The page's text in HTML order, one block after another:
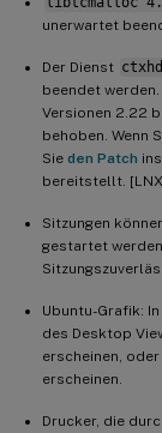
unerwartet
Der Dienst
beendet werden.
Versionen 2.22
behoben. Wenn
Sie den Patch
bereitstellt.
Sitzungen
gestartet
Ubuntu-Grafik: In
des Desktop
erscheinen,
erscheinen.
Drucker, die